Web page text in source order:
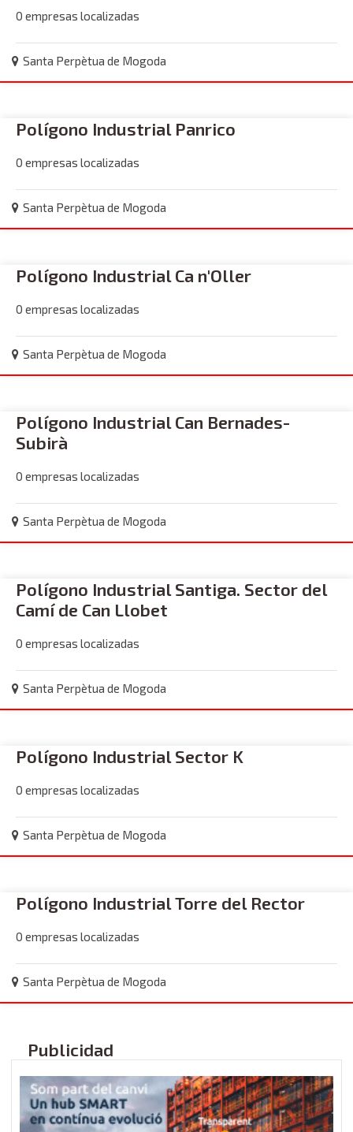
0 empresas localizadas
Santa Perpètua de Mogoda
Polígono Industrial Panrico
0 empresas localizadas
Santa Perpètua de Mogoda
Polígono Industrial Ca n'Oller
0 empresas localizadas
Santa Perpètua de Mogoda
Polígono Industrial Can Bernades-
Subirà
0 empresas localizadas
Santa Perpètua de Mogoda
Polígono Industrial Santiga. Sector del
Camí de Can Llobet
0 empresas localizadas
Santa Perpètua de Mogoda
Polígono Industrial Sector K
0 empresas localizadas
Santa Perpètua de Mogoda
Polígono Industrial Torre del Rector
0 empresas localizadas
Santa Perpètua de Mogoda
Publicidad